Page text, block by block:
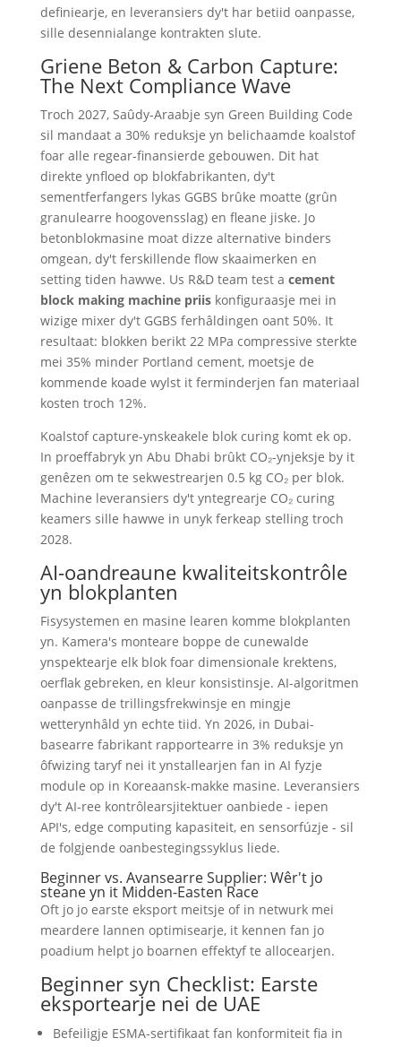
definiearje, en leveransiers dy't har betiid oanpasse,
sille desennialange kontrakten slute.
Griene Beton & Carbon Capture:
The Next Compliance Wave
Troch 2027, Saûdy-Araabje syn Green Building Code
sil mandaat a 30% reduksje yn belichaamde koalstof
foar alle regear-finansierde gebouwen. Dit hat
direkte ynfloed op blokfabrikanten, dy't
sementferfangers lykas GGBS brûke moatte (grûn
granulearre hoogovensslag) en fleane jiske. Jo
betonblokmasine moat dizze alternative binders
omgean, dy't ferskillende flow skaaimerken en
setting tiden hawwe. Us R&D team test a cement
block making machine priis konfiguraasje mei in
wizige mixer dy't GGBS ferhâldingen oant 50%. It
resultaat: blokken berikt 22 MPa compressive sterkte
mei 35% minder Portland cement, moetsje de
kommende koade wylst it ferminderjen fan materiaal
kosten troch 12%.
Koalstof capture-ynskeakele blok curing komt ek op.
In proeffabryk yn Abu Dhabi brûkt CO₂-ynjeksje by it
genêzen om te sekwestrearjen 0.5 kg CO₂ per blok.
Machine leveransiers dy't yntegrearje CO₂ curing
keamers sille hawwe in unyk ferkeap stelling troch
2028.
AI-oandreaune kwaliteitskontrôle
yn blokplanten
Fisysystemen en masine learen komme blokplanten
yn. Kamera's monteare boppe de cunewalde
ynspektearje elk blok foar dimensionale krektens,
oerflak gebreken, en kleur konsistinsje. AI-algoritmen
oanpasse de trillingsfrekwinsje en mingje
wetterynhâld yn echte tiid. Yn 2026, in Dubai-
basearre fabrikant rapportearre in 3% reduksje yn
ôfwizing taryf nei it ynstallearjen fan in AI fyzje
module op in Koreaansk-makke masine. Leveransiers
dy't AI-ree kontrôlearsjitektuer oanbiede - iepen
API's, edge computing kapasiteit, en sensorfúzje - sil
de folgjende oanbestegingssyklus liede.
Beginner vs. Avansearre Supplier: Wêr't jo
steane yn it Midden-Easten Race
Oft jo jo earste eksport meitsje of in netwurk mei
meardere lannen optimisearje, it kennen fan jo
poadium helpt jo boarnen effektyf te allocearjen.
Beginner syn Checklist: Earste
eksportearje nei de UAE
Befeiligje ESMA-sertifikaat fan konformiteit fia in